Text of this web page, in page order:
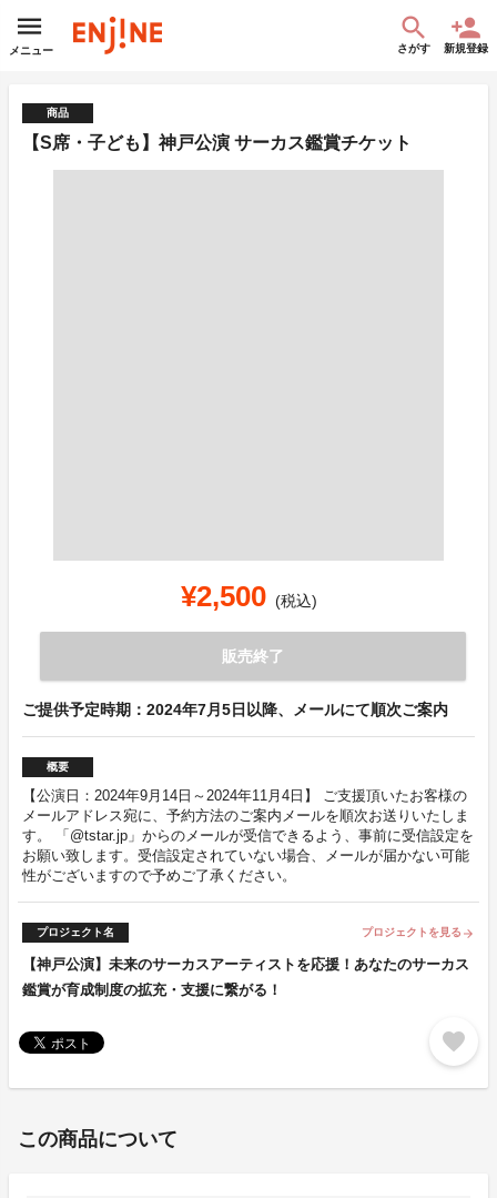
メニュー さがす 新規登録
商品
【S席・子ども】神戸公演 サーカス鑑賞チケット
¥2,500 (税込)
販売終了
ご提供予定時期：2024年7月5日以降、メールにて順次ご案内
概要
【公演日：2024年9月14日～2024年11月4日】 ご支援頂いたお客様の
メールアドレス宛に、予約方法のご案内メールを順次お送りいたしま
す。 「@tstar.jp」からのメールが受信できるよう、事前に受信設定を
お願い致します。受信設定されていない場合、メールが届かない可能
性がございますので予めご了承ください。
プロジェクト名 プロジェクトを見る arrow_forward
【神戸公演】未来のサーカスアーティストを応援！あなたのサーカス
鑑賞が育成制度の拡充・支援に繋がる！
favorite
この商品について